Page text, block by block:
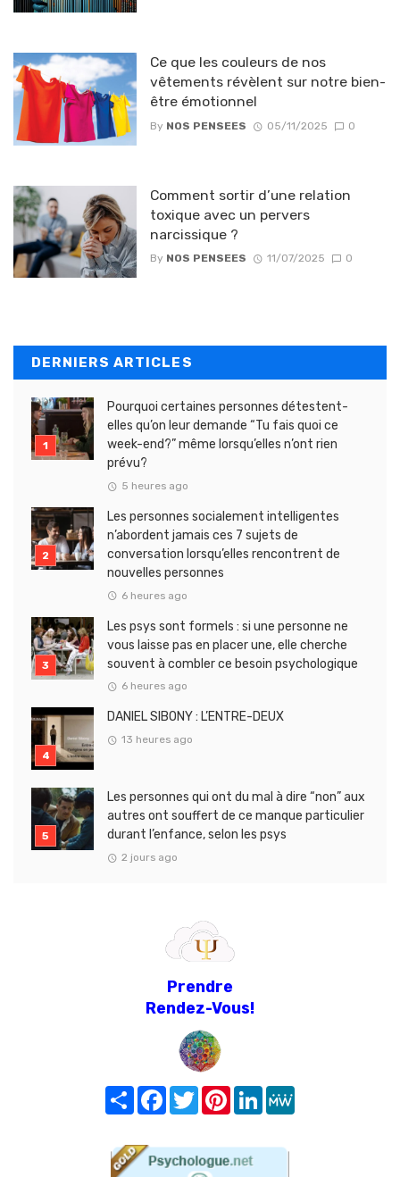
Ce que les couleurs de nos
vêtements révèlent sur notre bien-
être émotionnel
By NOS PENSEES 05/11/2025 0
Comment sortir d’une relation
toxique avec un pervers
narcissique ?
By NOS PENSEES 11/07/2025 0
DERNIERS ARTICLES
Pourquoi certaines personnes détestent-
elles qu’on leur demande “Tu fais quoi ce
week-end?” même lorsqu’elles n’ont rien
prévu?
5 heures ago
Les personnes socialement intelligentes
n’abordent jamais ces 7 sujets de
conversation lorsqu’elles rencontrent de
nouvelles personnes
6 heures ago
Les psys sont formels : si une personne ne
vous laisse pas en placer une, elle cherche
souvent à combler ce besoin psychologique
6 heures ago
DANIEL SIBONY : L’ENTRE-DEUX
13 heures ago
Les personnes qui ont du mal à dire “non” aux
autres ont souffert de ce manque particulier
durant l’enfance, selon les psys
2 jours ago
Prendre
Rendez-Vous!
Share FacebookTwitterPinterest
LinkedIn